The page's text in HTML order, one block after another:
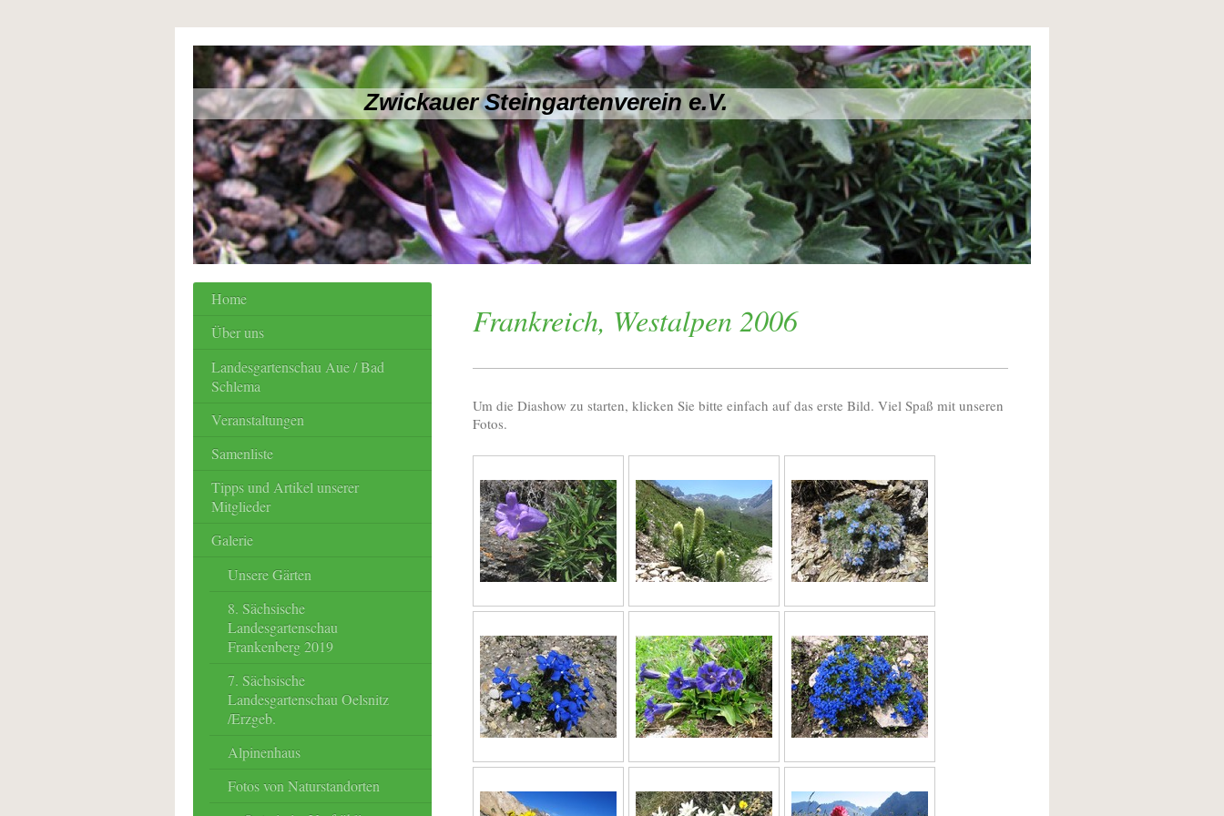
Zwickauer Steingartenverein e.V.
Frankreich, Westalpen 2006
Um die Diashow zu starten, klicken Sie bitte einfach auf das erste Bild. Viel Spaß mit unseren
Fotos.
Home
Über uns
Landesgartenschau Aue / Bad
Schlema
Veranstaltungen
Samenliste
Tipps und Artikel unserer
Mitglieder
Galerie
Unsere Gärten
8. Sächsische
Landesgartenschau
Frankenberg 2019
7. Sächsische
Landesgartenschau Oelsnitz
/Erzgeb.
Alpinenhaus
Fotos von Naturstandorten